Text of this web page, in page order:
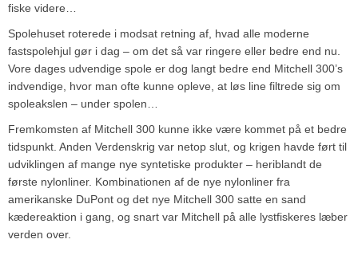
fiske videre…
Spolehuset roterede i modsat retning af, hvad alle moderne
fastspolehjul gør i dag – om det så var ringere eller bedre end nu.
Vore dages udvendige spole er dog langt bedre end Mitchell 300’s
indvendige, hvor man ofte kunne opleve, at løs line filtrede sig om
spoleakslen – under spolen…
Fremkomsten af Mitchell 300 kunne ikke være kommet på et bedre
tidspunkt. Anden Verdenskrig var netop slut, og krigen havde ført til
udviklingen af mange nye syntetiske produkter – heriblandt de
første nylonliner. Kombinationen af de nye nylonliner fra
amerikanske DuPont og det nye Mitchell 300 satte en sand
kædereaktion i gang, og snart var Mitchell på alle lystfiskeres læber
verden over.